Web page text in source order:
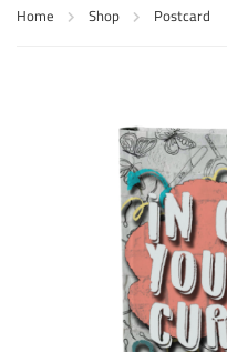
Home Shop Postcard